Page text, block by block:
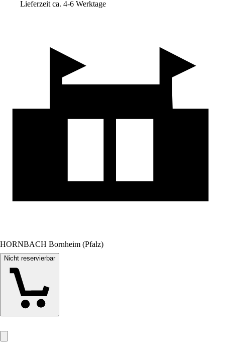
Lieferzeit ca. 4-6 Werktage
HORNBACH Bornheim (Pfalz)
Nicht reservierbar